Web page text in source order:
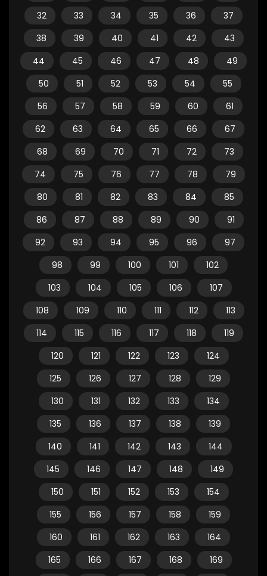
32
33 34 35 36
37
38
39 40 41 42
43
44
45 46 47 48
49
50
51 52 53 54
55
56
57 58 59 60
61
62
63 64 65 66
67
68
69 70 71 72
73
74
75 76 77 78
79
80
81 82 83 84
85
86
87 88 89 90
91
92
93 94 95 96
97
98
99 100 101
102
103
104 105 106
107
108
109 110 111 112
113
114
115 116 117 118
119
120
121 122 123
124
125
126 127 128
129
130
131 132 133
134
135
136 137 138
139
140
141 142 143
144
145
146 147 148
149
150
151 152 153
154
155
156 157 158
159
160
161 162 163
164
165
166 167 168
169